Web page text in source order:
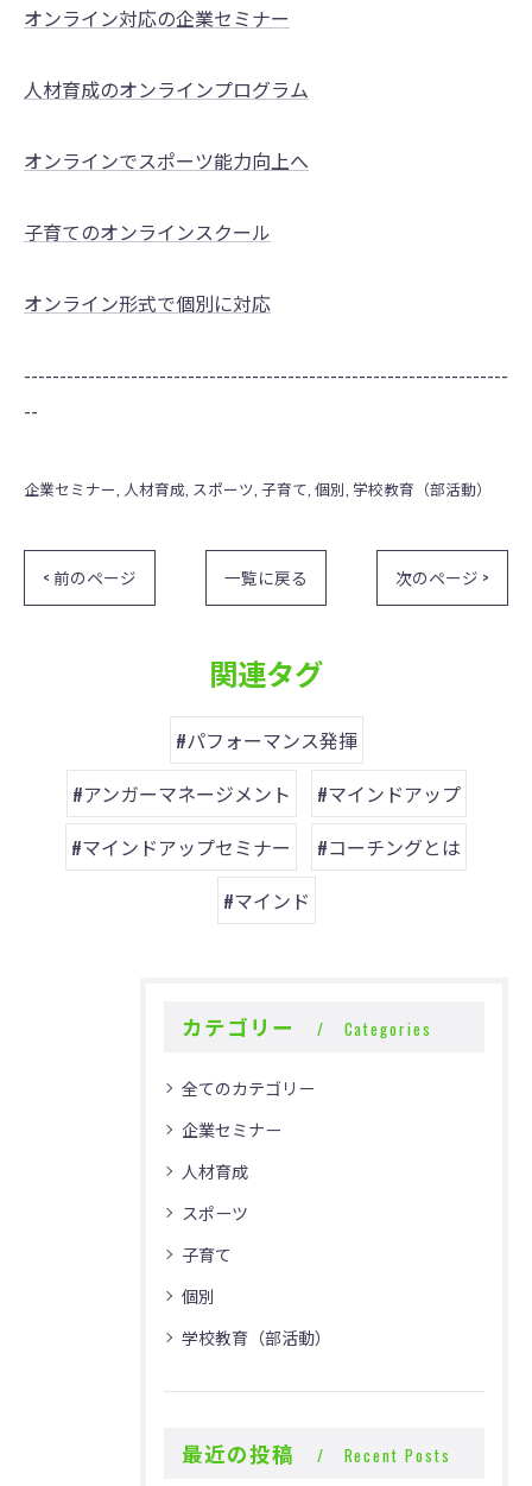
オンライン対応の企業セミナー
人材育成のオンラインプログラム
オンラインでスポーツ能力向上へ
子育てのオンラインスクール
オンライン形式で個別に対応
--------------------------------------------------------------------
--
企業セミナー 人材育成 スポーツ 子育て 個別 学校教育（部活動）
< 前のページ 一覧に戻る 次のページ >
関連タグ
#パフォーマンス発揮
#アンガーマネージメント
#マインドアップ
#マインドアップセミナー
#コーチングとは
#マインド
カテゴリー Categories
全てのカテゴリー
企業セミナー
人材育成
スポーツ
子育て
個別
学校教育（部活動）
最近の投稿 Recent Posts